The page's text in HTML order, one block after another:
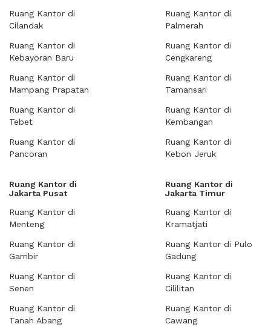
Ruang Kantor di
Cilandak
Ruang Kantor di
Kebayoran Baru
Ruang Kantor di
Mampang Prapatan
Ruang Kantor di
Tebet
Ruang Kantor di
Pancoran
Ruang Kantor di
Palmerah
Ruang Kantor di
Cengkareng
Ruang Kantor di
Tamansari
Ruang Kantor di
Kembangan
Ruang Kantor di
Kebon Jeruk
Ruang Kantor di
Jakarta Pusat
Ruang Kantor di
Menteng
Ruang Kantor di
Gambir
Ruang Kantor di
Senen
Ruang Kantor di
Tanah Abang
Ruang Kantor di
Jakarta Timur
Ruang Kantor di
Kramatjati
Ruang Kantor di Pulo
Gadung
Ruang Kantor di
Cililitan
Ruang Kantor di
Cawang